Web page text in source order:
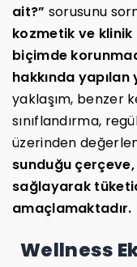
ait?” sorusunu
kozmetik ve klinik
biçimde
hakkında yapılan
yaklaşım, benzer
sınıflandırma,
üzerinden
sunduğu
sağlayarak tüketici
amaçlamaktadır.
Wellness